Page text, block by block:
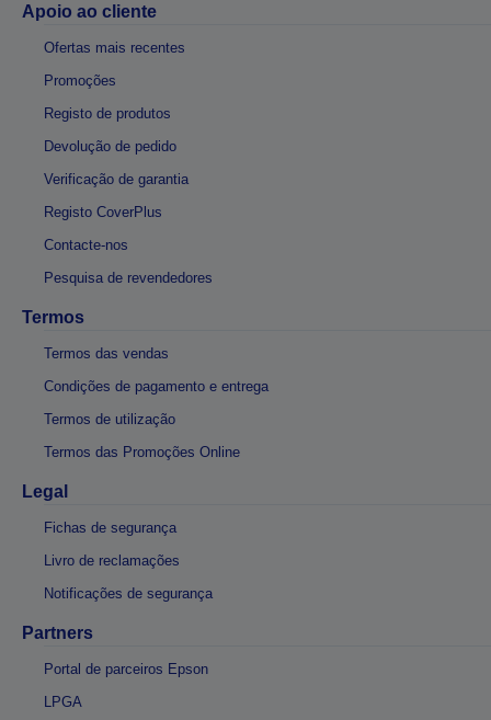
Apoio ao cliente
Ofertas mais recentes
Promoções
Registo de produtos
Devolução de pedido
Verificação de garantia
Registo CoverPlus
Contacte-nos
Pesquisa de revendedores
Termos
Termos das vendas
Condições de pagamento e entrega
Termos de utilização
Termos das Promoções Online
Legal
Fichas de segurança
Livro de reclamações
Notificações de segurança
Partners
Portal de parceiros Epson
LPGA